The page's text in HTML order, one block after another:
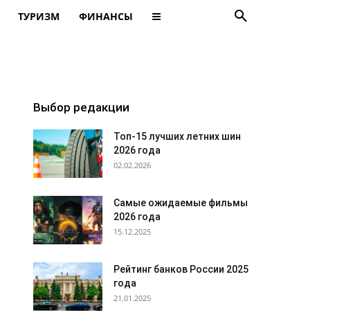
ТУРИЗМ ФИНАНСЫ
Выбор редакции
Топ-15 лучших летних шин
2026 года
02.02.2026
Самые ожидаемые фильмы
2026 года
15.12.2025
Рейтинг банков России 2025
года
21.01.2025